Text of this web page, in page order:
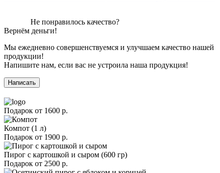
Не понравилось качество?
Вернём деньги!
Мы ежедневно совершенствуемся и улучшаем качество нашей
продукции!
Напишите нам, если вас не устроила наша продукция!
Написать
Подарок от 1600 р.
Компот (1 л)
Подарок от 1900 р.
Пирог с картошкой и сыром (600 гр)
Подарок от 2500 р.